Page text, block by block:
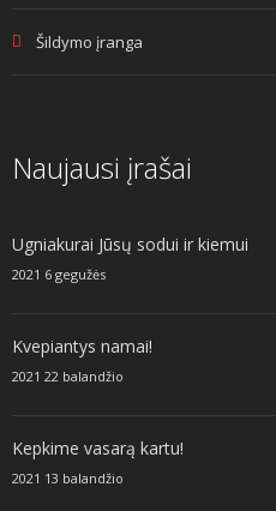
Šildymo įranga
Naujausi įrašai
Ugniakurai Jūsų sodui ir kiemui
2021 6 gegužės
Kvepiantys namai!
2021 22 balandžio
Kepkime vasarą kartu!
2021 13 balandžio